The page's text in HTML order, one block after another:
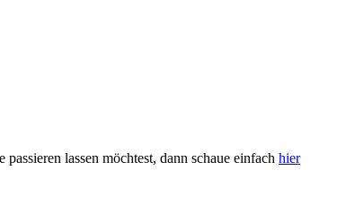
lassen möchtest, dann schaue einfach hier